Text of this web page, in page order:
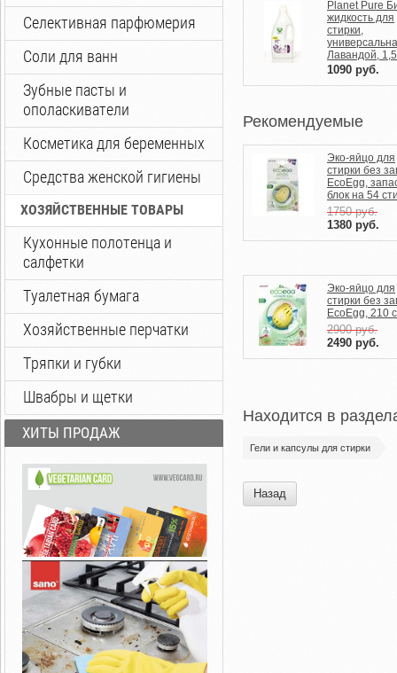
Селективная парфюмерия
Соли для ванн
Зубные пасты и
ополаскиватели
Косметика для беременных
Средства женской гигиены
ХОЗЯЙСТВЕННЫЕ ТОВАРЫ
Кухонные полотенца и
салфетки
Туалетная бумага
Хозяйственные перчатки
Тряпки и губки
Швабры и щетки
ХИТЫ ПРОДАЖ
Planet Pure
жидкость для
стирки,
Лавандой,
1090 руб.
Рекомендуемые
Эко-яйцо для
стирки без
EcoEgg,
блок на 54
1750руб.
1380 руб.
Эко-яйцо для
стирки без
EcoEgg, 210
2900руб.
2490 руб.
Находится в
Гели и капсулы для стирки
Назад